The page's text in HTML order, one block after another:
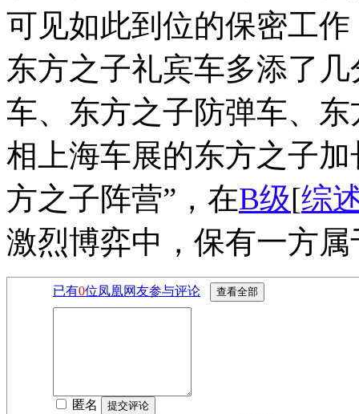
可见如此到位的保密工
东方之子礼宾车多添了
车、东方之子防弹车、
相上海车展的东方之子
方之子阵营”，在B级[综
激烈博弈中，保有一方
已有0位凤凰网友参与评论
匿名